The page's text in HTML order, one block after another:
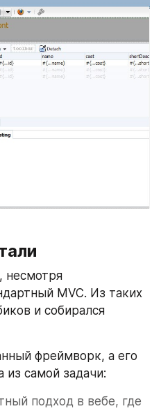
несмотря
MVC. Из таких
и собирался
фреймворк, а его
из самой задачи:
подход в вебе, где